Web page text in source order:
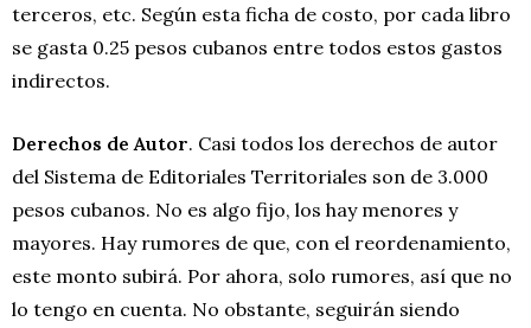
terceros, etc. Según esta ficha de costo, por cada libro
se gasta 0.25 pesos cubanos entre todos estos gastos
indirectos.
Derechos de Autor. Casi todos los derechos de autor
del Sistema de Editoriales Territoriales son de 3.000
pesos cubanos. No es algo fijo, los hay menores y
mayores. Hay rumores de que, con el reordenamiento,
este monto subirá. Por ahora, solo rumores, así que no
lo tengo en cuenta. No obstante, seguirán siendo